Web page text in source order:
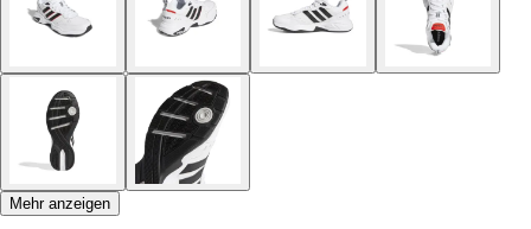
Mehr anzeigen